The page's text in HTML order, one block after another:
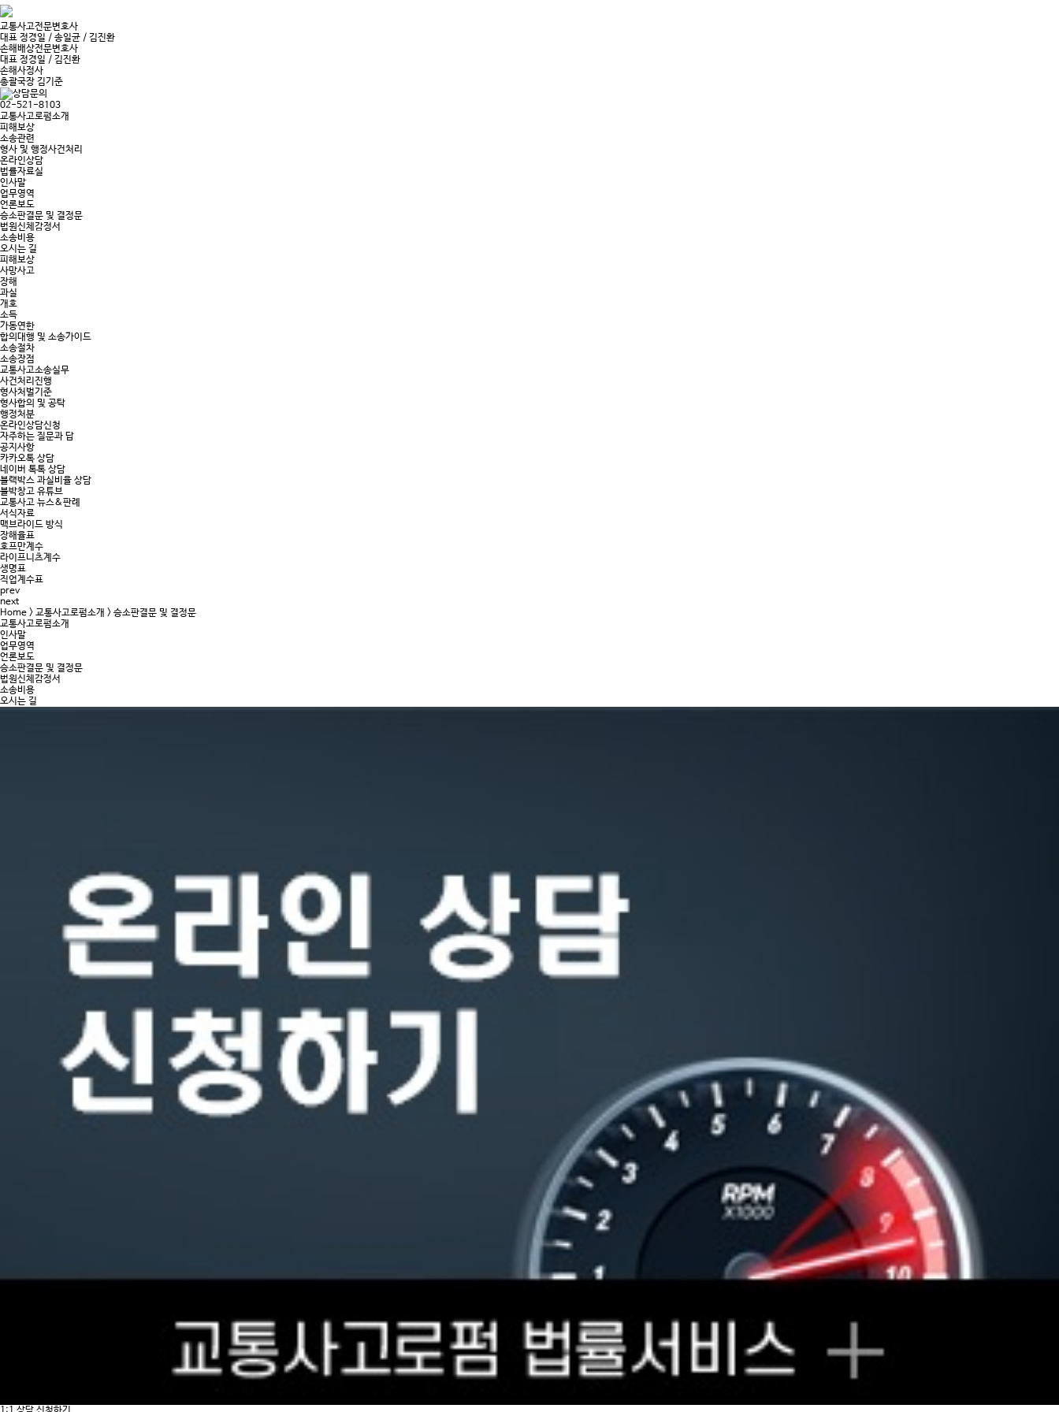
교통사고전문변호사
대표 정경일 / 송일균 / 김진환
손해배상전문변호사
대표 정경일 / 김진환
손해사정사
총괄국장 김기준
상담문의
02-521-8103
교통사고로펌소개
피해보상
소송관련
형사 및 행정사건처리
온라인상담
법률자료실
인사말
업무영역
언론보도
승소판결문 및 결정문
법원신체감정서
소송비용
오시는 길
피해보상
사망사고
장해
과실
개호
소득
가동연한
합의대행 및 소송가이드
소송절차
소송장점
교통사고소송실무
사건처리진행
형사처벌기준
형사합의 및 공탁
행정처분
온라인상담신청
자주하는 질문과 답
공지사항
카카오톡 상담
네이버 톡톡 상담
블랙박스 과실비율 상담
블박창고 유튜브
교통사고 뉴스&판례
서식자료
맥브라이드 방식
장해율표
호프만계수
라이프니츠계수
생명표
직업계수표
prev
next
Home > 교통사고로펌소개 > 승소판결문 및 결정문
교통사고로펌소개
인사말
업무영역
언론보도
승소판결문 및 결정문
법원신체감정서
소송비용
오시는 길